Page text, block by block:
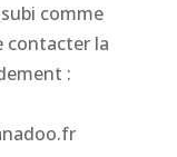
comme
contacter la
:
16 73